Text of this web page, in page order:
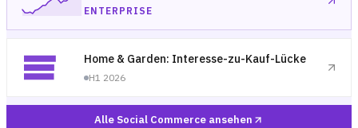
ENTERPRISE
Home & Garden: Interesse-zu-Kauf-Lücke
H1 2026
Alle Social Commerce ansehen